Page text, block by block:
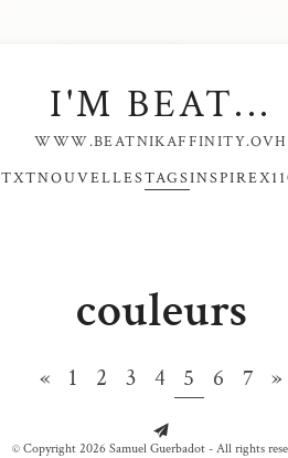
I'M BEAT...
WWW.BEATNIKAFFINITY.OVH
TXTNOUVELLESTAGSINSPIRE
couleurs
« 1 2 3 4 5 6 7 »
© Copyright 2026 Samuel Guerbadot - All rights